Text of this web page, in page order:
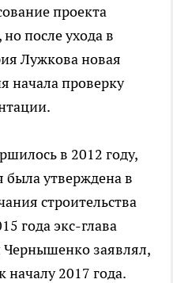
проекта
после ухода в
Лужкова новая
начала проверку
в 2012 году,
была утверждена в
строительства
года экс-глава
заявлял,
началу 2017 года.